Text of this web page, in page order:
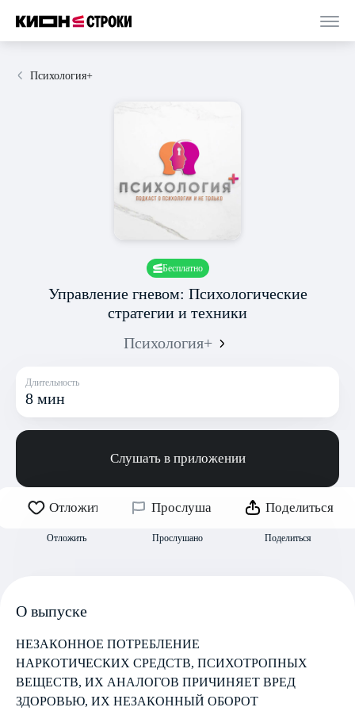
Психология+
Бесплатно
Управление гневом: Психологические
стратегии и техники
Психология+
Длительность
8 мин
Слушать в приложении
Отложить
Отложить
Прослушано
Прослушано
Поделиться
Поделиться
О выпуске
НЕЗАКОННОЕ ПОТРЕБЛЕНИЕ
НАРКОТИЧЕСКИХ СРЕДСТВ, ПСИХОТРОПНЫХ
ВЕЩЕСТВ, ИХ АНАЛОГОВ ПРИЧИНЯЕТ ВРЕД
ЗДОРОВЬЮ, ИХ НЕЗАКОННЫЙ ОБОРОТ